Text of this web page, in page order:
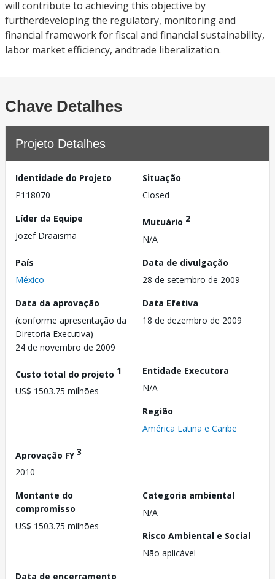
will contribute to achieving this objective by
furtherdeveloping the regulatory, monitoring and
financial framework for fiscal and financial sustainability,
labor market efficiency, andtrade liberalization.
Chave Detalhes
Projeto Detalhes
Identidade do Projeto
P118070
Situação
Closed
Líder da Equipe
Jozef Draaisma
Mutuário 2
N/A
País
México
Data de divulgação
28 de setembro de 2009
Data da aprovação
(conforme apresentação da
Diretoria Executiva)
24 de novembro de 2009
Data Efetiva
18 de dezembro de 2009
Custo total do projeto 1
US$ 1503.75 milhões
Entidade Executora
N/A
Região
América Latina e Caribe
Aprovação FY3
2010
Montante do
compromisso
US$ 1503.75 milhões
Categoria ambiental
N/A
Risco Ambiental e Social
Não aplicável
Data de encerramento